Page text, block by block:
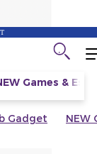
Games &
Gadget NEW